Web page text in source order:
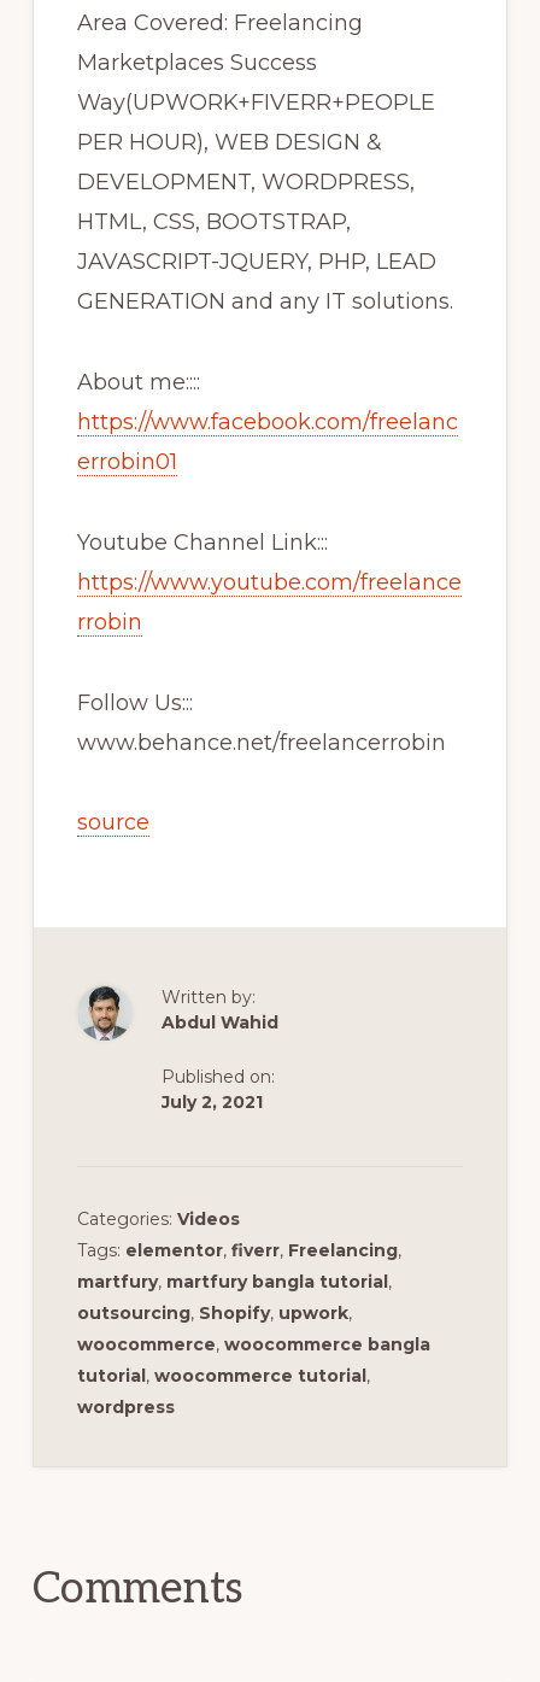
Area Covered: Freelancing
Marketplaces Success
Way(UPWORK+FIVERR+PEOPLE
PER HOUR), WEB DESIGN &
DEVELOPMENT, WORDPRESS,
HTML, CSS, BOOTSTRAP,
JAVASCRIPT-JQUERY, PHP, LEAD
GENERATION and any IT solutions.
About me::::
https://www.facebook.com/freelanc
errobin01
Youtube Channel Link:::
https://www.youtube.com/freelance
rrobin
Follow Us:::
www.behance.net/freelancerrobin
source
Written by:
Abdul Wahid
Published on:
July 2, 2021
Categories: Videos
Tags: elementor, fiverr, Freelancing,
martfury, martfury bangla tutorial,
outsourcing, Shopify, upwork,
woocommerce, woocommerce bangla
tutorial, woocommerce tutorial,
wordpress
Comments